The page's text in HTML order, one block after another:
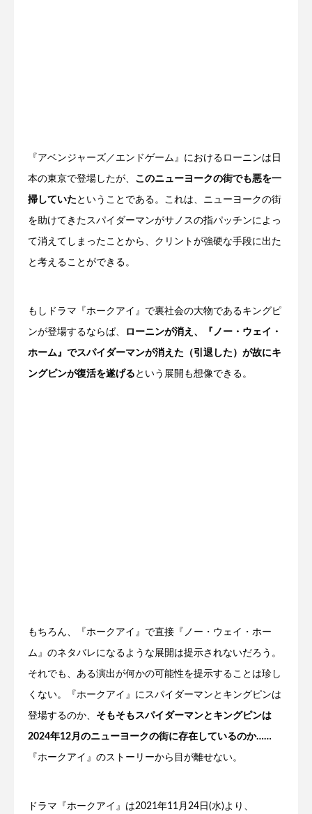
『アベンジャーズ／エンドゲーム』におけるローニンは日
本の東京で登場したが、 このニューヨークの街でも悪を一
掃していた ということである。これは、ニューヨークの街
を助けてきたスパイダーマンがサノスの指パッチンによっ
て消えてしまったことから、クリントが強硬な手段に出た
と考えることができる。
もしドラマ『ホークアイ』で裏社会の大物であるキングピ
ンが登場するならば、 ローニンが消え、『ノー・ウェイ・
ホーム』でスパイダーマンが消えた（引退した）が故にキ
ングピンが復活を遂げる という展開も想像できる。
もちろん、『ホークアイ』で直接『ノー・ウェイ・ホー
ム』のネタバレになるような展開は提示されないだろう。
それでも、ある演出が何かの可能性を提示することは珍し
くない。『ホークアイ』にスパイダーマンとキングピンは
登場するのか、 そもそもスパイダーマンとキングピンは
2024年12月のニューヨークの街に存在しているのか……
『ホークアイ』のストーリーから目が離せない。
ドラマ『ホークアイ』は2021年11月24日(水)より、